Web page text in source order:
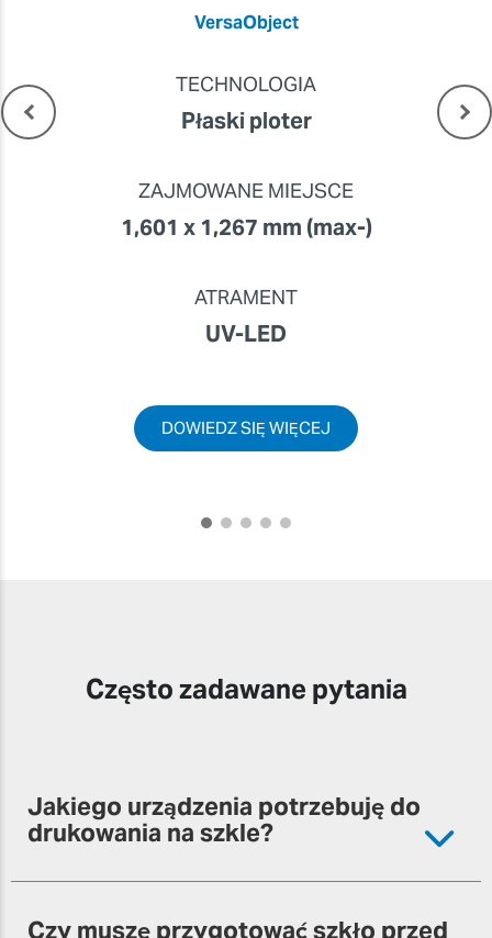
VersaObject
TECHNOLOGIA
Płaski ploter
ZAJMOWANE MIEJSCE
1,601 x 1,267 mm (max-)
ATRAMENT
UV-LED
DOWIEDZ SIĘ WIĘCEJ
Często zadawane pytania
Jakiego urządzenia potrzebuję do
drukowania na szkle?
Czy muszę przygotować szkło przed